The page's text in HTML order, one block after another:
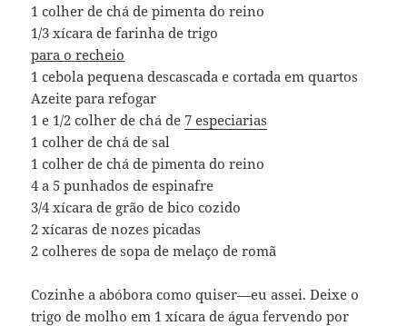
1 colher de chá de pimenta do reino
1/3 xícara de farinha de trigo
para o recheio
1 cebola pequena descascada e cortada em quartos
Azeite para refogar
1 e 1/2 colher de chá de 7 especiarias
1 colher de chá de sal
1 colher de chá de pimenta do reino
4 a 5 punhados de espinafre
3/4 xícara de grão de bico cozido
2 xícaras de nozes picadas
2 colheres de sopa de melaço de romã
Cozinhe a abóbora como quiser—eu assei. Deixe o
trigo de molho em 1 xícara de água fervendo por